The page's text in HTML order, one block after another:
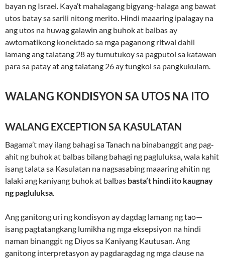
bayan ng Israel. Kaya’t mahalagang bigyang-halaga ang bawat
utos batay sa sarili nitong merito. Hindi maaaring ipalagay na
ang utos na huwag galawin ang buhok at balbas ay
awtomatikong konektado sa mga paganong ritwal dahil
lamang ang talatang 28 ay tumutukoy sa pagputol sa katawan
para sa patay at ang talatang 26 ay tungkol sa pangkukulam.
WALANG KONDISYON SA UTOS NA ITO
WALANG EXCEPTION SA KASULATAN
Bagama’t may ilang bahagi sa Tanach na binabanggit ang pag-
ahit ng buhok at balbas bilang bahagi ng pagluluksa, wala kahit
isang talata sa Kasulatan na nagsasabing maaaring ahitin ng
lalaki ang kaniyang buhok at balbas basta’t hindi ito kaugnay
ng pagluluksa.
Ang ganitong uri ng kondisyon ay dagdag lamang ng tao—
isang pagtatangkang lumikha ng mga eksepsiyon na hindi
naman binanggit ng Diyos sa Kaniyang Kautusan. Ang
ganitong interpretasyon ay pagdaragdag ng mga clause na